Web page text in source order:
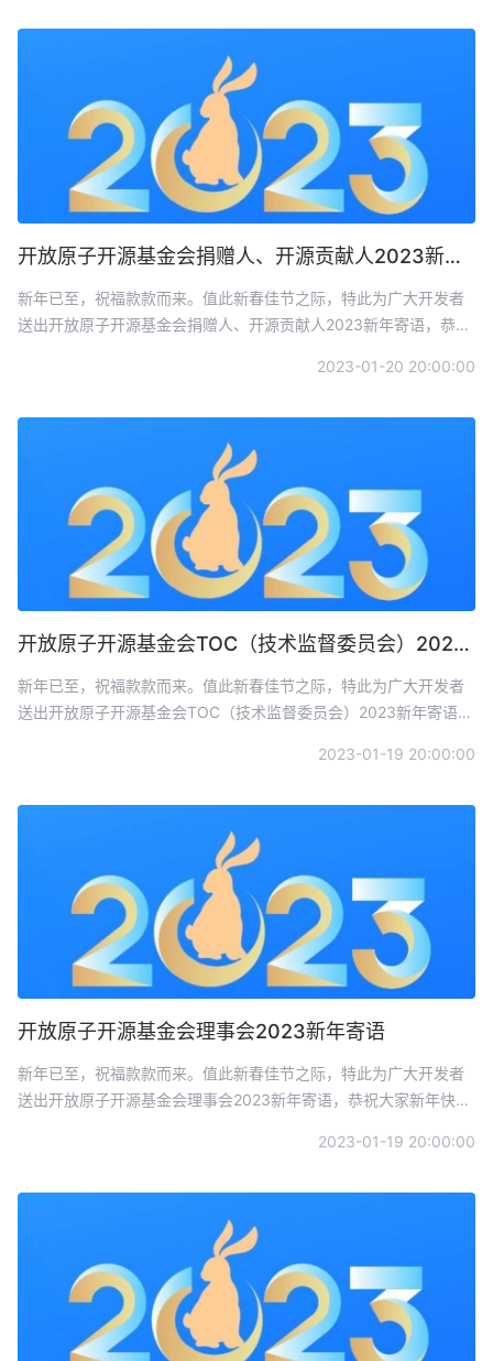
开放原子开源基金会捐赠人、开源贡献人2023新年寄语
新年已至，祝福款款而来。值此新春佳节之际，特此为广大开发者
送出开放原子开源基金会捐赠人、开源贡献人2023新年寄语，恭祝
2023-01-20 20:00:00
开放原子开源基金会TOC（技术监督委员会）2023新年寄语
新年已至，祝福款款而来。值此新春佳节之际，特此为广大开发者
送出开放原子开源基金会TOC（技术监督委员会）2023新年寄语，
2023-01-19 20:00:00
开放原子开源基金会理事会2023新年寄语
新年已至，祝福款款而来。值此新春佳节之际，特此为广大开发者
送出开放原子开源基金会理事会2023新年寄语，恭祝大家新年快
2023-01-19 20:00:00